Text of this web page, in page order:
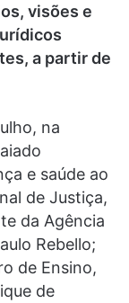
visões e
a partir de
na
e saúde ao
de Justiça,
da Agência
Rebello;
de Ensino,
de